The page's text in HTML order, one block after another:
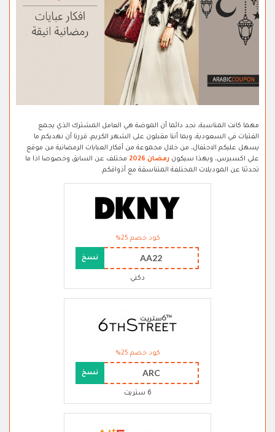
مهما كانت المناسبة، نجد دائما أن الموضة هي العامل المشترك الذي يجمع
الفتيات في السعودية، وبما أننا مقبلون على الشهر الكريم، قررنا أن نهديكم ما
يسهل عليكم الاحتفال، من خلال مجموعة من أفكار العبايات الرمضانية من موقع
علي اكسبرس، وبهذا سيكون رمضان 2026
مختلف عن السابق وخصوصا اذا ما
تحدثنا عن الموديلات المختلفة المتناسقة مع أذواقكم.
كود خصم 25%
AA22 نسخ
دكني
كود خصم 25%
ARC نسخ
6 ستريت